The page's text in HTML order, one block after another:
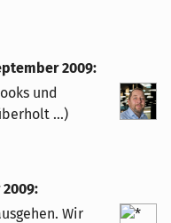
2009:
und
...)
:
Wir